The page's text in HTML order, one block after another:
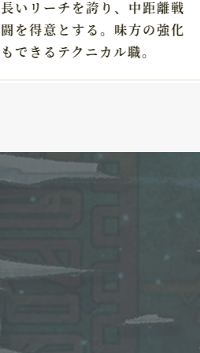
長いリーチを誇り、中距離戦
闘を得意とする。味方の強化
もできるテクニカル職。